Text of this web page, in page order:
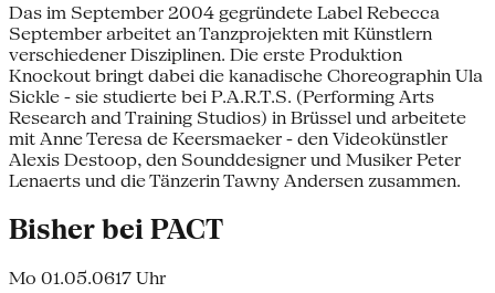
Das im September 2004 gegründete Label Rebecca
September arbeitet an Tanzprojekten mit Künstlern
verschiedener Disziplinen. Die erste Produktion
Knockout bringt dabei die kanadische Choreographin Ula
Sickle - sie studierte bei P.A.R.T.S. (Performing Arts
Research and Training Studios) in Brüssel und arbeitete
mit Anne Teresa de Keersmaeker - den Videokünstler
Alexis Destoop, den Sounddesigner und Musiker Peter
Lenaerts und die Tänzerin Tawny Andersen zusammen.
Bisher bei PACT
Mo 01.05.0617 Uhr